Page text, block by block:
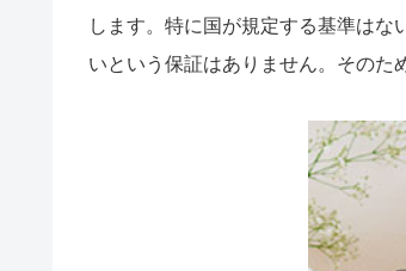
します。特に国が規定する基準は
いという保証はありません。そのた